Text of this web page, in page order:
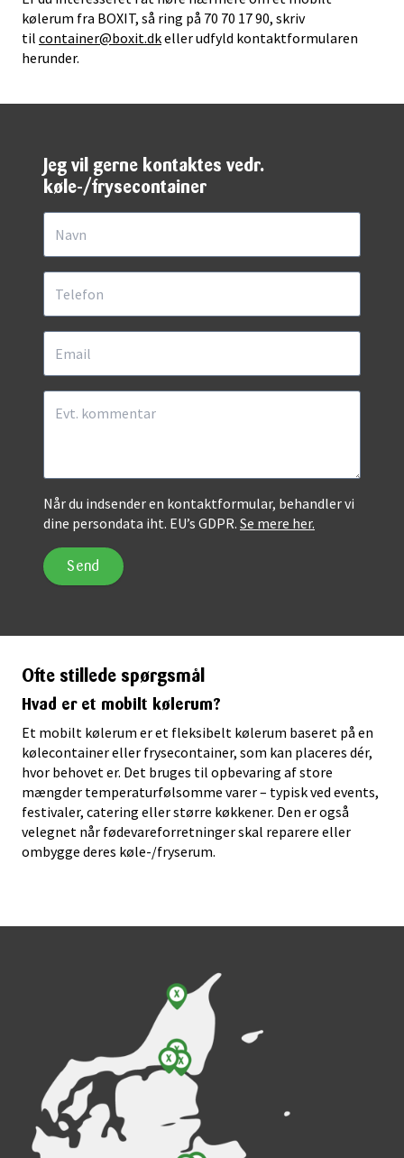
kølerum fra BOXIT, så ring på 70 70 17 90, skriv
til container@boxit.dkeller udfyld kontaktformularen
herunder.
Jeg vil gerne kontaktes vedr.
køle-/frysecontainer
Når du indsender en kontaktformular, behandler vi
dine persondata iht. EU’s GDPR. Se mere her.
Ofte stillede spørgsmål
Hvad er et mobilt kølerum?
Et mobilt kølerum er et fleksibelt kølerum baseret på en
kølecontainer eller frysecontainer, som kan placeres dér,
hvor behovet er. Det bruges til opbevaring af store
mængder temperaturfølsomme varer – typisk ved events,
festivaler, catering eller større køkkener. Den er også
velegnet når fødevareforretningerskal reparere eller
ombygge deres køle-/fryserum.